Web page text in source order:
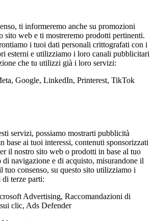
ti informeremo anche su promozioni
sito web e ti mostreremo prodotti pertinenti.
i tuoi dati personali crittografati con i
esterni e utilizziamo i loro canali pubblicitari
che tu utilizzi già i loro servizi:
Google, LinkedIn, Printerest, TikTok
servizi, possiamo mostrarti pubblicità
base ai tuoi interessi, contenuti sponsorizzati
il nostro sito web o prodotti in base al tuo
di navigazione e di acquisto, misurandone il
tuo consenso, su questo sito utilizziamo i
di terze parti:
Advertising, Raccomandazioni di
clic, Ads Defender